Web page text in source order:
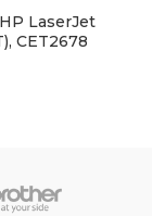
LaserJet
CET2678